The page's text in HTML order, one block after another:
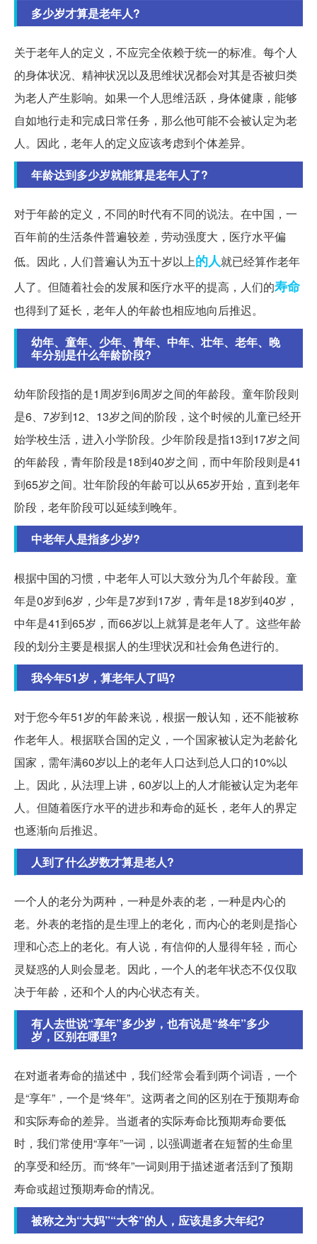
多少岁才算是老年人?
关于老年人的定义，不应完全依赖于统一的标准。每个人
的身体状况、精神状况以及思维状况都会对其是否被归类
为老人产生影响。如果一个人思维活跃，身体健康，能够
自如地行走和完成日常任务，那么他可能不会被认定为老
人。因此，老年人的定义应该考虑到个体差异。
年龄达到多少岁就能算是老年人了?
对于年龄的定义，不同的时代有不同的说法。在中国，一
百年前的生活条件普遍较差，劳动强度大，医疗水平偏
低。因此，人们普遍认为五十岁以上的人就已经算作老年
人了。但随着社会的发展和医疗水平的提高，人们的寿命
也得到了延长，老年人的年龄也相应地向后推迟。
幼年、童年、少年、青年、中年、壮年、老年、晚
年分别是什么年龄阶段?
幼年阶段指的是1周岁到6周岁之间的年龄段。童年阶段则
是6、7岁到12、13岁之间的阶段，这个时候的儿童已经开
始学校生活，进入小学阶段。少年阶段是指13到17岁之间
的年龄段，青年阶段是18到40岁之间，而中年阶段则是41
到65岁之间。壮年阶段的年龄可以从65岁开始，直到老年
阶段，老年阶段可以延续到晚年。
中老年人是指多少岁?
根据中国的习惯，中老年人可以大致分为几个年龄段。童
年是0岁到6岁，少年是7岁到17岁，青年是18岁到40岁，
中年是41到65岁，而66岁以上就算是老年人了。这些年龄
段的划分主要是根据人的生理状况和社会角色进行的。
我今年51岁，算老年人了吗?
对于您今年51岁的年龄来说，根据一般认知，还不能被称
作老年人。根据联合国的定义，一个国家被认定为老龄化
国家，需年满60岁以上的老年人口达到总人口的10%以
上。因此，从法理上讲，60岁以上的人才能被认定为老年
人。但随着医疗水平的进步和寿命的延长，老年人的界定
也逐渐向后推迟。
人到了什么岁数才算是老人?
一个人的老分为两种，一种是外表的老，一种是内心的
老。外表的老指的是生理上的老化，而内心的老则是指心
理和心态上的老化。有人说，有信仰的人显得年轻，而心
灵疑惑的人则会显老。因此，一个人的老年状态不仅仅取
决于年龄，还和个人的内心状态有关。
有人去世说“享年”多少岁，也有说是“终年”多少
岁，区别在哪里?
在对逝者寿命的描述中，我们经常会看到两个词语，一个
是“享年”，一个是“终年”。这两者之间的区别在于预期寿命
和实际寿命的差异。当逝者的实际寿命比预期寿命要低
时，我们常使用“享年”一词，以强调逝者在短暂的生命里
的享受和经历。而“终年”一词则用于描述逝者活到了预期
寿命或超过预期寿命的情况。
被称之为“大妈”“大爷”的人，应该是多大年纪?